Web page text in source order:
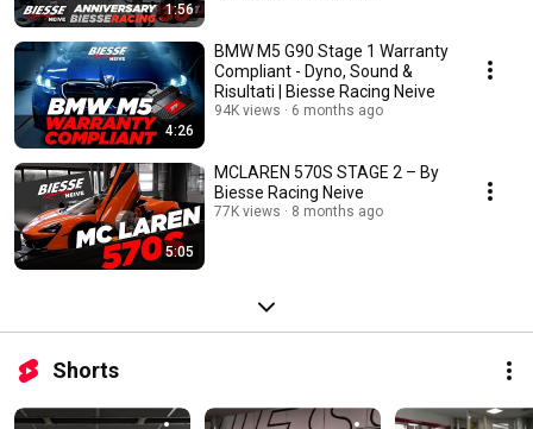
1:56
4:26
BMW M5 G90 Stage 1 Warranty
Compliant - Dyno, Sound &
Risultati | Biesse Racing Neive
94K views 6 months ago
5:05
MCLAREN 570S STAGE 2 – By
Biesse Racing Neive
77K views 8 months ago
Shorts